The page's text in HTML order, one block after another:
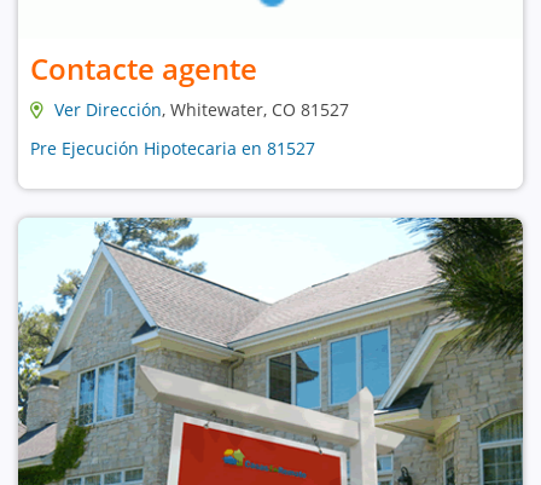
Contacte agente
Ver Dirección, Whitewater, CO 81527
Pre Ejecución Hipotecaria en 81527